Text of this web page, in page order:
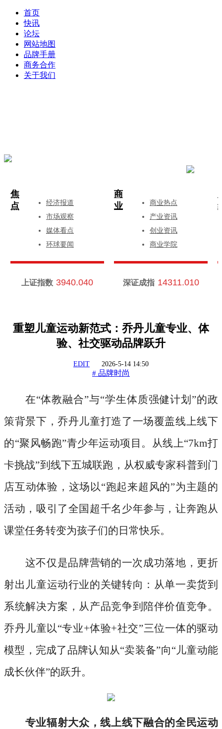
首页
快讯
论坛
网站地图
品牌手册
商务合作
关于我们
焦
点
经济报道
市场观察
媒体看点
环球要闻
商
业
商业热点
产业资讯
创业资讯
商业学院
上证指数 3940.040 深证成指 14311.010
重塑儿童运动新范式：乔丹儿童专业、体
验、社交驱动品牌跃升
EDIT 2026-5-14 14:50
# 品牌时尚
在“体教融合”与“学生体质强健计划”的政
策背景下，乔丹儿童打造了一场覆盖线上线下
的“聚风畅跑”青少年运动项目。从线上“7km打
卡挑战”到线下五城联跑，从权威专家科普到门
店互动体验，这场以“跑起来超风的”为主题的
活动，吸引了全国超千名少年参与，让奔跑从
课堂任务转变为孩子们的日常快乐。
这不仅是品牌营销的一次成功落地，更折
射出儿童运动行业的关键转向：从单一卖货到
系统解决方案，从产品竞争到陪伴价值竞争。
乔丹儿童以“专业+体验+社交”三位一体的驱动
模型，完成了品牌认知从“卖装备”向“儿童动能
成长伙伴”的跃升。
专业辐射大众，线上线下融合的全民运动